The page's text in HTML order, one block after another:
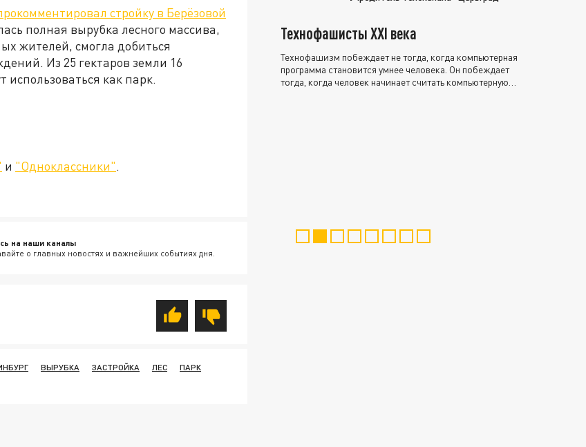
стройку в Берёзовой
полная вырубка лесного массива,
жителей, смогла добиться
Из 25 гектаров земли 16
использоваться как парк.
и "Одноклассники".
на наши каналы
о главных новостях и важнейших событиях дня.
ВЫРУБКА ЗАСТРОЙКА ЛЕС
ПАРК
Технофашисты XXI века
Технофашизм побеждает не тогда, когда компьютерная
программа становится умнее человека. Он побеждает
тогда, когда человек начинает считать компьютерную